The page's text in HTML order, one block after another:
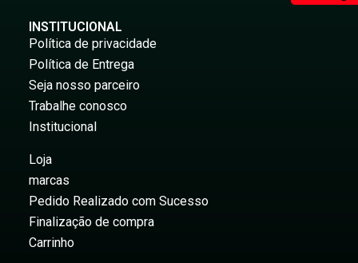
INSTITUCIONAL
Política de privacidade
Política de Entrega
Seja nosso parceiro
Trabalhe conosco
Institucional
Loja
marcas
Pedido Realizado com Sucesso
Finalização de compra
Carrinho